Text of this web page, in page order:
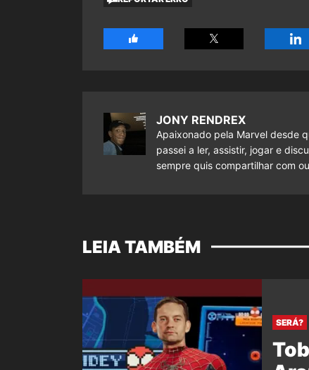
JONY RENDREX
Apaixonado pela Marvel desde
passei a ler, assistir, jogar e
sempre quis compartilhar com
LEIA TAMBÉM
SERÁ?